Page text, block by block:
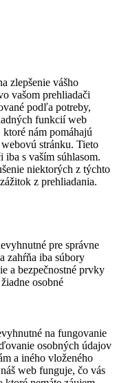
zlepšenie vášho
vašom prehliadači
podľa potreby,
funkcií web
nám pomáhajú
stránku. Tieto
iba s vaším súhlasom.
niektorých z týchto
z prehliadania.
pre správne
zahŕňa iba súbory
a bezpečnostné prvky
osobné
na fungovanie
osobných údajov
a iného vloženého
web funguje, čo vás